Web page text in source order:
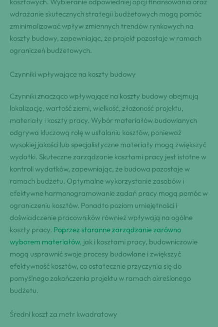
wdrażanie skutecznych strategii budżetowych mogą pomóc
zminimalizować wpływ zmiennych trendów rynkowych na
koszty budowy, zapewniając, że projekt pozostaje w ramach
ograniczeń budżetowych.
Czynniki wpływające na koszty budowy
Czynniki znacząco wpływające na koszty budowy obejmują
lokalizację, wartość ziemi, wielkość, złożoność projektu,
materiały i koszty pracy. Wybór materiałów budowlanych
odgrywa kluczową rolę w ustalaniu kosztów, ponieważ
wysokiej jakości lub specjalistyczne materiały mogą zwiększyć
wydatki. Skuteczne zarządzanie kosztami pracy jest istotne w
kontroli wydatków, zapewniając, że budowa pozostaje w
ramach budżetu. Optymalne wykorzystanie zasobów i
efektywne harmonogramowanie zadań pracy mogą pomóc w
ograniczeniu kosztów. Ponadto poziom umiejętności i
doświadczenie pracowników również wpływają na ogólne
koszty pracy. Poprzez staranne zarządzanie zarówno
wyborem materiałów, jak i kosztami pracy, budowniczowie
mogą usprawnić swoje procesy budowlane i zwiększyć
efektywność kosztów, co ostatecznie przyczynia się do
pomyślnego zakończenia projektu w ramach określonego
budżetu.
Średni koszt za metr kwadratowy